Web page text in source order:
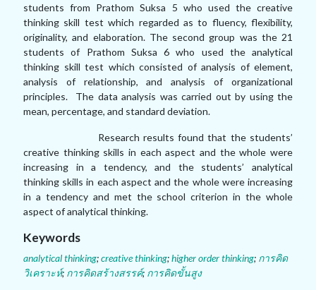
students from Prathom Suksa 5 who used the creative
thinking skill test which regarded as to fluency, flexibility,
originality, and elaboration. The second group was the 21
students of Prathom Suksa 6 who used the analytical
thinking skill test which consisted of analysis of element,
analysis of relationship, and analysis of organizational
principles. The data analysis was carried out by using the
mean, percentage, and standard deviation.
Research results found that the students’
creative thinking skills in each aspect and the whole were
increasing in a tendency, and the students’ analytical
thinking skills in each aspect and the whole were increasing
in a tendency and met the school criterion in the whole
aspect of analytical thinking.
Keywords
analytical thinking;creative thinking;higher order thinking; การคิด
วิเคราะห์; การคิดสร้างสรรค์; การคิดขั้นสูง